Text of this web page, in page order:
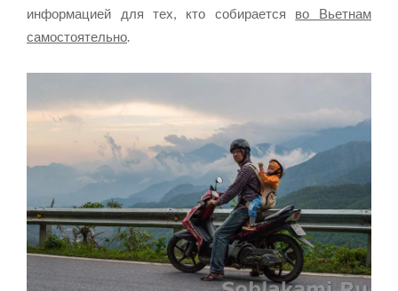
информацией для тех, кто собирается во Вьетнам
самостоятельно.